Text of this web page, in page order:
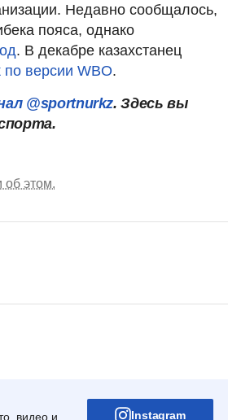
Недавно сообщалось,
пояса, однако
. В декабре казахстанец
версии WBO.
@sportnurkz. Здесь вы
этом.
видео и Instagram